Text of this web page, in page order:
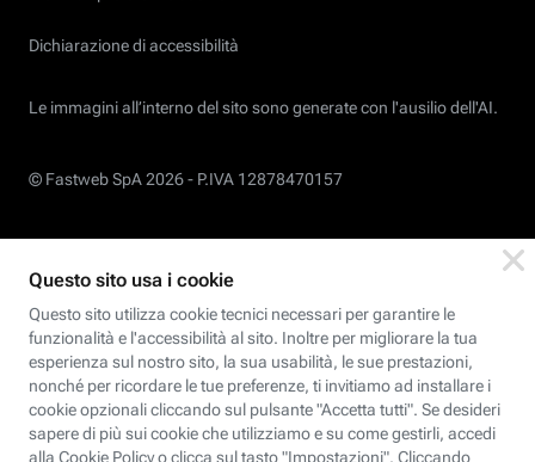
Dichiarazione di accessibilità
Le immagini all’interno del sito sono generate con l'ausilio dell'AI.
© Fastweb SpA 2026 - P.IVA 12878470157